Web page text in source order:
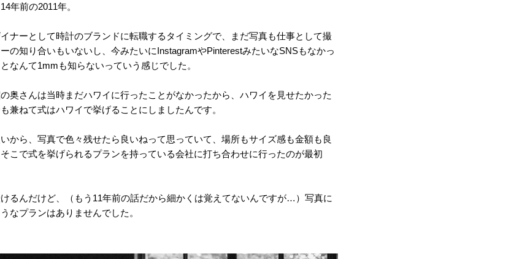
年前の2011年。
ナーとして時計のブランドに転職するタイミングで、まだ写真も仕事として撮
の知り合いもいないし、今みたいにInstagramやPinterestみたいなSNSもなかっ
なんて1mmも知らないっていう感じでした。
奥さんは当時まだハワイに行ったことがなかったから、ハワイを見せたかった
兼ねて式はハワイで挙げることにしましたんです。
から、写真で色々残せたら良いねって思っていて、場所もサイズ感も金額も良
こで式を挙げられるプランを持っている会社に打ち合わせに行ったのが最初
るんだけど、（もう11年前の話だから細かくは覚えてないんですが…）写真に
なプランはありませんでした。